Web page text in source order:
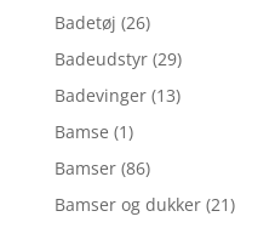
Badetøj (26)
Badeudstyr (29)
Badevinger (13)
Bamse (1)
Bamser (86)
Bamser og dukker (21)